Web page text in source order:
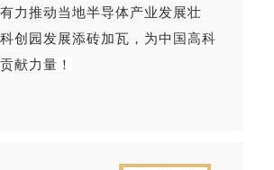
力推动当地半导体产业发展壮
创园发展添砖加瓦，为中 国高科
献力量！